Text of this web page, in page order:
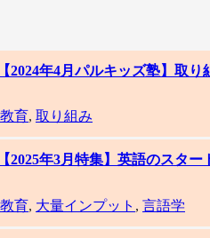
2024年4月パルキッズ塾】取
育, 取り組み
2025年3月特集】英語のスタ
育, 大量インプット , 言語学